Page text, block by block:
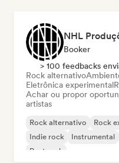
NHL
Booker
> 100 feedbacks
Rock alternativo
Eletrônica experimental
Achar ou propor
artistas
Rock alternativo Rock
Indie rock
Instrumental
Post rock